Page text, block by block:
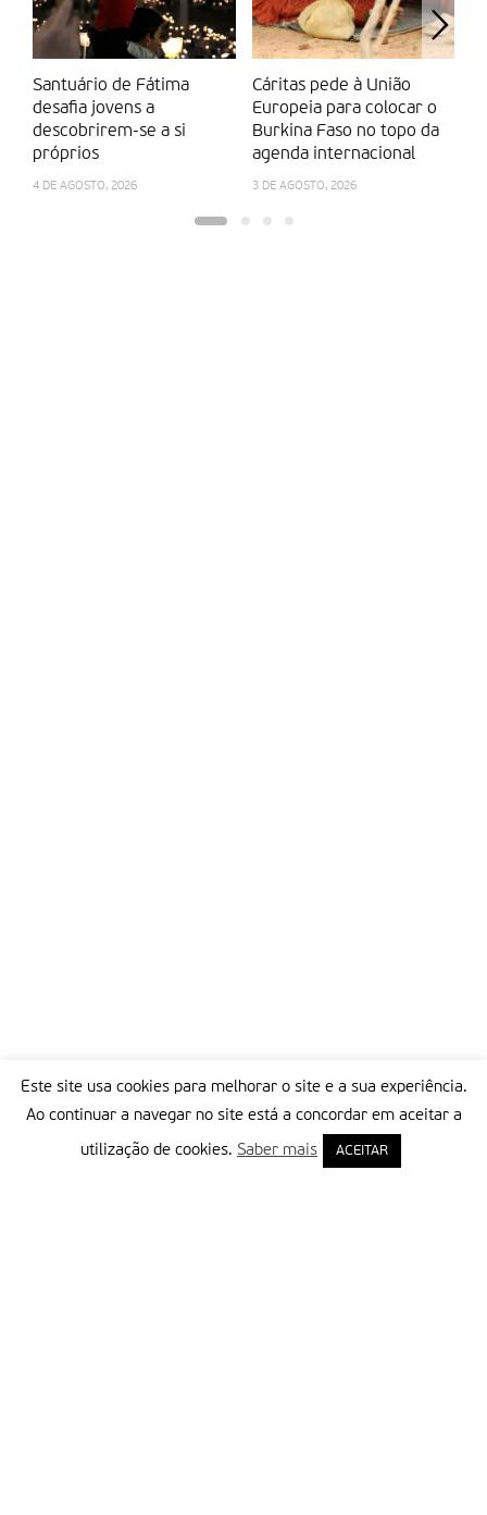
Santuário de Fátima
desafia jovens a
descobrirem-se a si
próprios
4 DE AGOSTO, 2026
Cáritas pede à União
Europeia para colocar o
Burkina Faso no topo da
agenda internacional
3 DE AGOSTO, 2026
Este site usa cookies para melhorar o site e a sua experiência.
Ao continuar a navegar no site está a concordar em aceitar a
utilização de cookies. Saber mais ACEITAR